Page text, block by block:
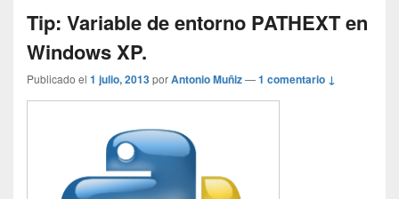
Tip: Variable de entorno PATHEXT en
Windows XP.
Publicado el 1 julio, 2013porAntonio Muñiz—1 comentario ↓